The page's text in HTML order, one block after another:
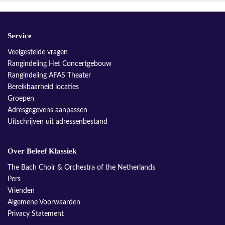
Service
Veelgestelde vragen
Rangindeling Het Concertgebouw
Rangindeling AFAS Theater
Bereikbaarheid locaties
Groepen
Adresgegevens aanpassen
Uitschrijven uit adressenbestand
Over Beleef Klassiek
The Bach Choir & Orchestra of the Netherlands
Pers
Vrienden
Algemene Voorwaarden
Privacy Statement